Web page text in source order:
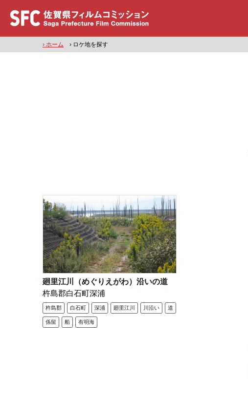
› ホーム › ロケ地を探す
廻里江川（めぐりえがわ）沿いの道
杵島郡白石町深浦
杵島郡 白石町 深浦 廻里江川 川沿い 道
係留 船 有明海